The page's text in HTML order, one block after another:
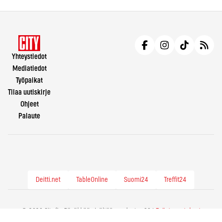
Yhteystiedot
Mediatiedot
Työpaikat
Tilaa uutiskirje
Ohjeet
Palaute
Deitti.net TableOnline Suomi24 Treffit24